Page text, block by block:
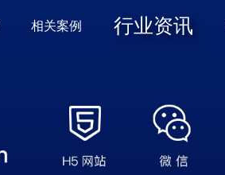
相关案例 行业资讯